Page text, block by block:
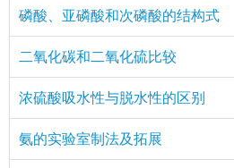
磷酸、亚磷酸和次磷酸的结构式
二氧化碳和二氧化硫比较
浓硫酸吸水性与脱水性的区别
氨的实验室制法及拓展